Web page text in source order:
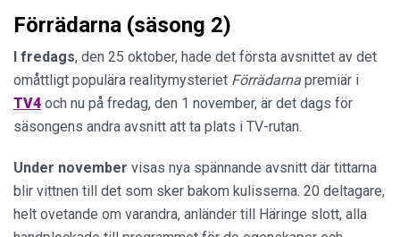
Förrädarna (säsong 2)
I fredags, den 25 oktober, hade det första avsnittet av det
omåttligt populära realitymysteriet Förrädarna premiär i
TV4 och nu på fredag, den 1 november, är det dags för
säsongens andra avsnitt att ta plats i TV-rutan.
Under november visas nya spännande avsnitt där tittarna
blir vittnen till det som sker bakom kulisserna. 20 deltagare,
helt ovetande om varandra, anländer till Häringe slott, alla